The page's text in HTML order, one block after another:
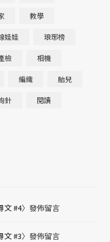
教學
娃娃 琅琊榜
檢 相機
編織 胎兒
針 閱讀
文 #4〉發佈留言
文 #3〉發佈留言